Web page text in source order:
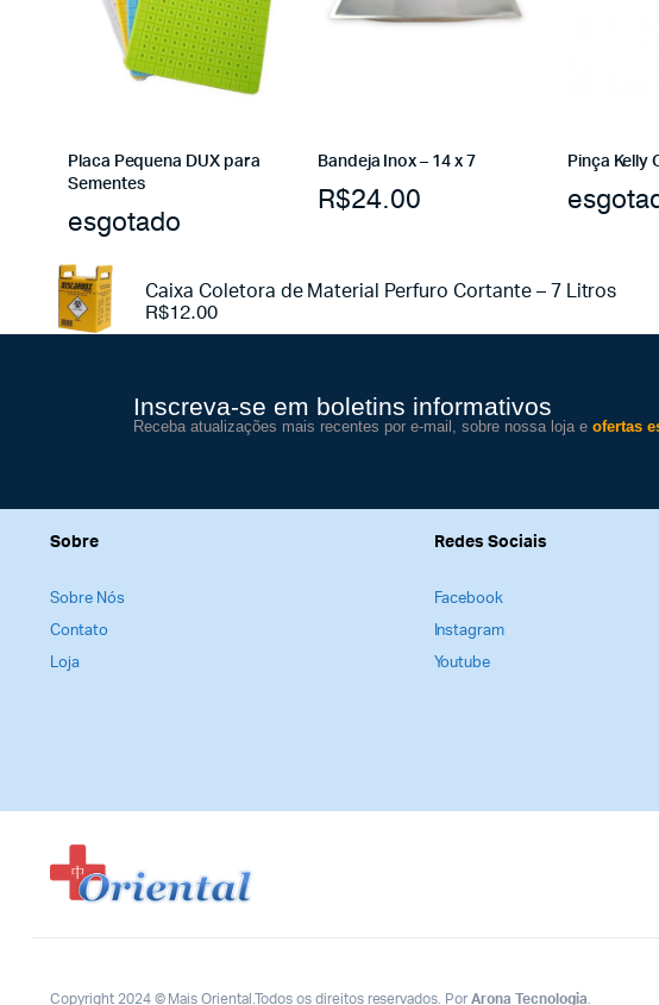
Placa Pequena DUX para
Sementes
esgotado
Bandeja Inox – 14 x 7
R$24.00
Pinça Kelly
Caixa Coletora de Material Perfuro Cortante – 7 Litros
R$12.00
Inscreva-se em boletins informativos
Receba atualizações mais recentes por e-mail, sobre nossa loja e ofertas
Sobre
Sobre Nós
Contato
Loja
Redes Sociais
Facebook
Instagram
Youtube
Copyright 2024 © Mais Oriental.Todos os direitos reservados. PorArona Tecnologia